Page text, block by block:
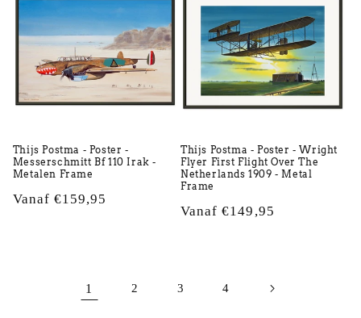
Thijs Postma - Poster -
Messerschmitt Bf 110 Irak -
Metalen Frame
Normale
Vanaf €159,95
Thijs Postma - Poster - Wright
Flyer First Flight Over The
Netherlands 1909 - Metal
Frame
Normale
Vanaf €149,95
1 2 3 4